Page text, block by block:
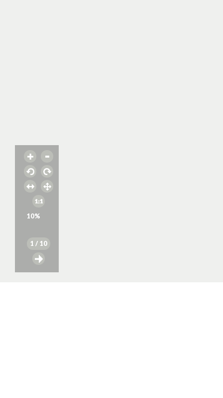
10%
1 / 10